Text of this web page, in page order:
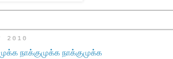
2010
நாக்குமுக்க நாக்குமுக்க